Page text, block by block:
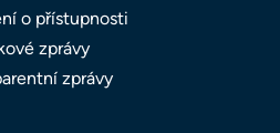
o přístupnosti
zprávy
zprávy